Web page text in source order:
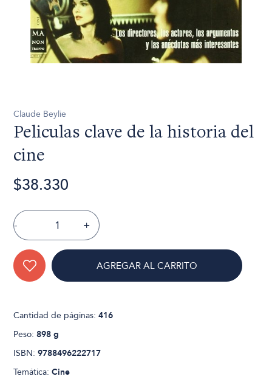
Claude Beylie
Peliculas clave de la historia del
cine
$38.330
- +
AGREGAR AL CARRITO
Cantidad de páginas:416
Peso:898 g
ISBN:9788496222717
Temática:Cine